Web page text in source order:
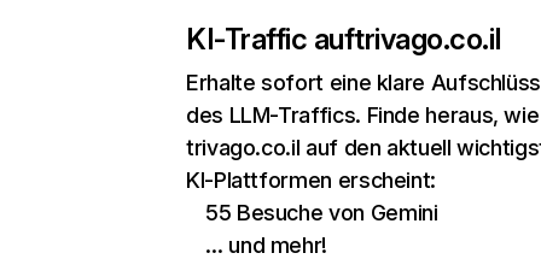
KI-Traffic auftrivago.co.il
Erhalte sofort eine klare
des LLM-Traffics. Finde heraus, wie
trivago.co.il auf den aktuell
KI-Plattformen erscheint:
55 Besuche von Gemini
… und mehr!